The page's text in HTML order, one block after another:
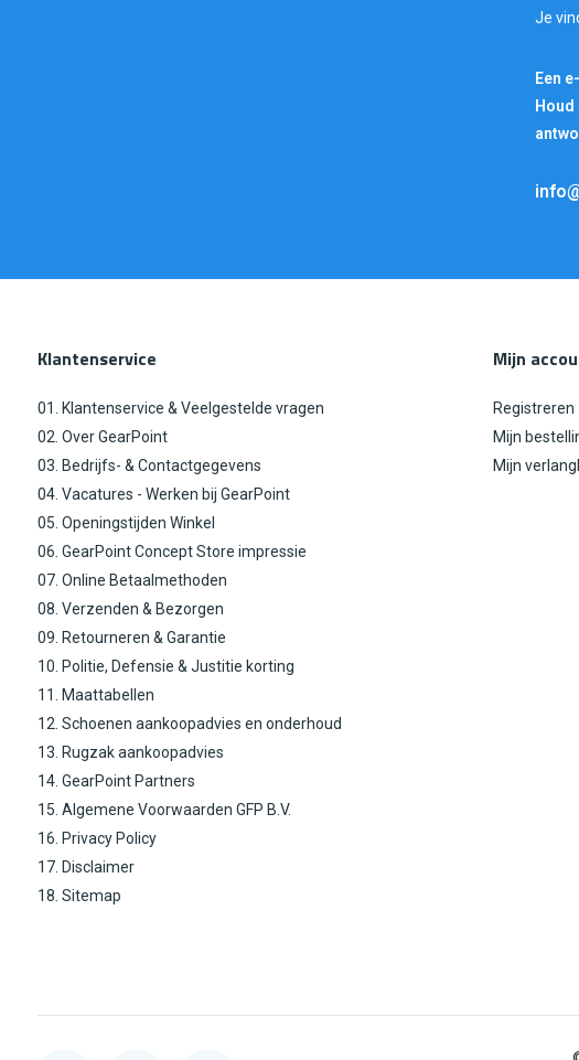
Je
Een
Klantenservice
01. Klantenservice & Veelgestelde vragen
02. Over GearPoint
03. Bedrijfs- & Contactgegevens
04. Vacatures - Werken bij GearPoint
05. Openingstijden Winkel
06. GearPoint Concept Store impressie
07. Online Betaalmethoden
08. Verzenden & Bezorgen
09. Retourneren & Garantie
10. Politie, Defensie & Justitie korting
11. Maattabellen
12. Schoenen aankoopadvies en onderhoud
13. Rugzak aankoopadvies
14. GearPoint Partners
15. Algemene Voorwaarden GFP B.V.
16. Privacy Policy
17. Disclaimer
18. Sitemap
Mijn
Registreren
Mijn
Mijn